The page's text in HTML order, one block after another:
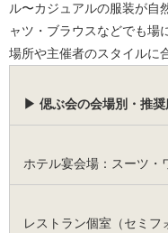
ル〜カジュアルの服装が自
ャツ・ブラウスなどでも場
場所や主催者のスタイルに
▶ 偲ぶ会の会場別・推奨
ホテル宴会場：スーツ・
レストラン個室（セミフ